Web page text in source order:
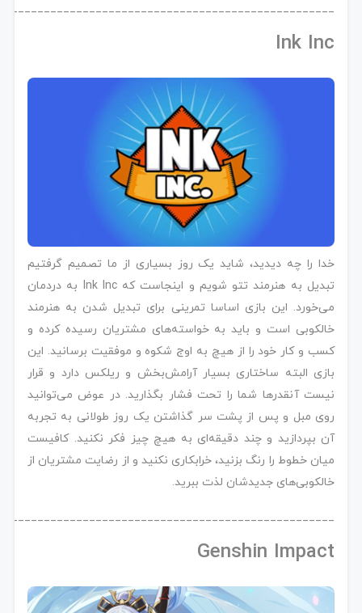
Ink Inc
خدا را چه دیدید، شاید یک روز بسیاری از ما تصمیم گرفتیم
تبدیل به هنرمند تتو شویم و اینجاست که Ink Inc به دردمان
می‌خورد. این بازی اساسا تمرینی برای تبدیل شدن به هنرمند
خالکوبی است و باید به خواسته‌های مشتریان رسیده کرده و
کسب و کار خود را از هیچ به اوج شکوه و موفقیت برسانید. این
بازی البته ساختاری بسیار آرامش‌بخش و ریلکس دارد و قرار
نیست آنقدرها شما را تحت فشار بگذارید. در عوض می‌توانید
روی مبل و پس از پشت سر گذاشتن یک روز طولانی به تجربه
آن بپردازید و چند دقیقه‌ای به هیچ چیز فکر نکنید. کافیست
میان خطوط را رنگ بزنید، خرابکاری نکنید و از رضایت مشتریان از
خالکوبی‌های جدیدشان لذت ببرید.
Genshin Impact